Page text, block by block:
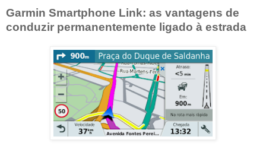
Garmin Smartphone Link: as vantagens de
conduzir permanentemente ligado à estrada